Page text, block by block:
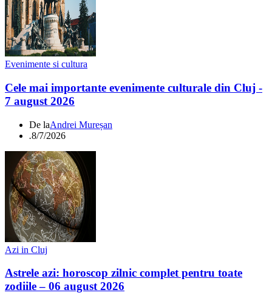
Evenimente si cultura
Cele mai importante evenimente culturale din Cluj -
7 august 2026
De laAndrei Mureșan
.8/7/2026
Azi in Cluj
Astrele azi: horoscop zilnic complet pentru toate
zodiile – 06 august 2026